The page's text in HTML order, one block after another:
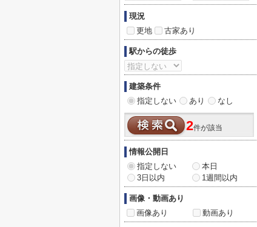
現況
更地
古家あり
駅からの徒歩
建築条件
指定しない
あり なし
2件が該当
情報公開日
指定しない
本日
3日以内
1週間以内
画像・動画あり
画像あり
動画あり